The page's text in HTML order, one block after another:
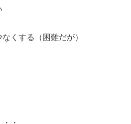
くする（困難だが）